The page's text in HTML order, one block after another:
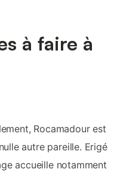
à faire à
Rocamadour est
autre pareille. Erigé
accueille notamment